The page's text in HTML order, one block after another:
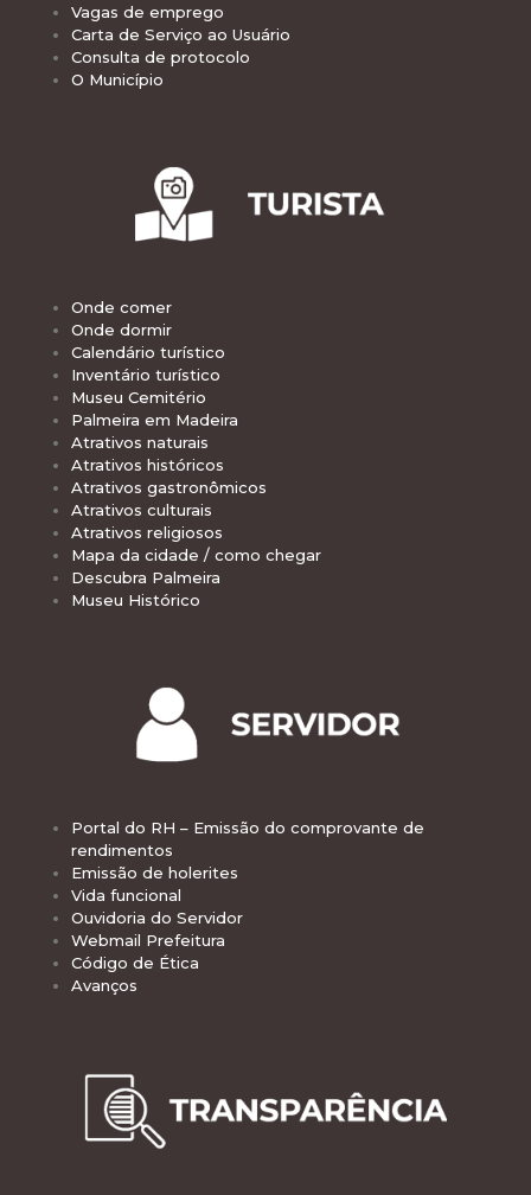
Vagas de emprego
Carta de Serviço ao Usuário
Consulta de protocolo
O Município
Onde comer
Onde dormir
Calendário turístico
Inventário turístico
Museu Cemitério
Palmeira em Madeira
Atrativos naturais
Atrativos históricos
Atrativos gastronômicos
Atrativos culturais
Atrativos religiosos
Mapa da cidade / como chegar
Descubra Palmeira
Museu Histórico
Portal do RH – Emissão do comprovante de
rendimentos
Emissão de holerites
Vida funcional
Ouvidoria do Servidor
Webmail Prefeitura
Código de Ética
Avanços